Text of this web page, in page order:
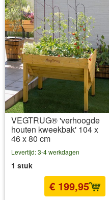
VEGTRUG® 'verhoogde
houten kweekbak' 104 x
46 x 80 cm
Levertijd: 3-4 werkdagen
1 stuk
€ 199,95